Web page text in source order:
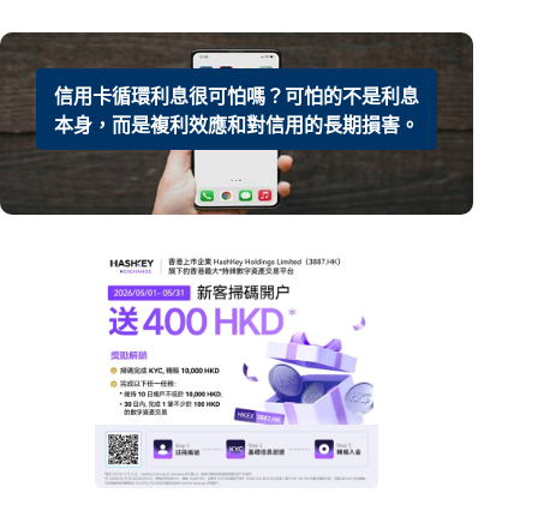
信用卡循環利息很可怕嗎？可怕的不是利息
本身，而是複利效應和對信用的長期損害。